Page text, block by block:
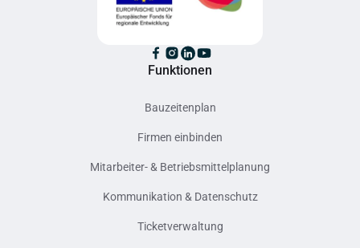
Funktionen
Bauzeitenplan
Firmen einbinden
Mitarbeiter- & Betriebsmittelplanung
Kommunikation & Datenschutz
Ticketverwaltung